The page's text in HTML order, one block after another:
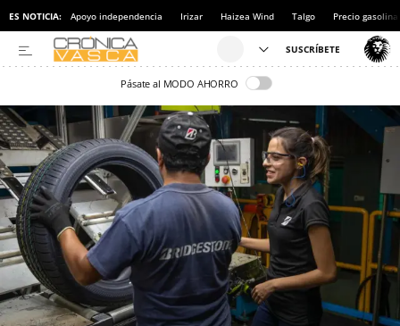
ES NOTICIA: Apoyo independencia Irizar Haizea Wind Talgo Precio gasolina
Pásate al MODO AHORRO